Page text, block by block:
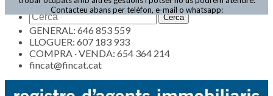
ActualitatContacteu abans per telèfon, e-mail o whatsapp:
GENERAL: 646 853 559
LLOGUER: 607 183 933
COMPRA · VENDA: 654 364 214
fincat@fincat.cat